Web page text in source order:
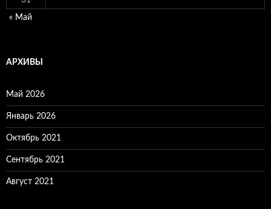
« Май
АРХИВЫ
Май 2026
Январь 2026
Октябрь 2021
Сентябрь 2021
Август 2021